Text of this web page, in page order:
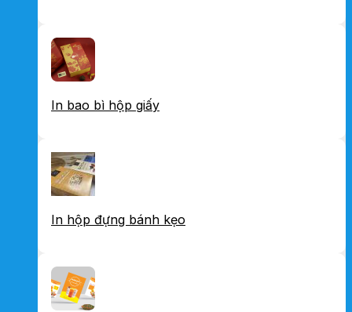
In bao bì hộp giấy
In hộp đựng bánh kẹo